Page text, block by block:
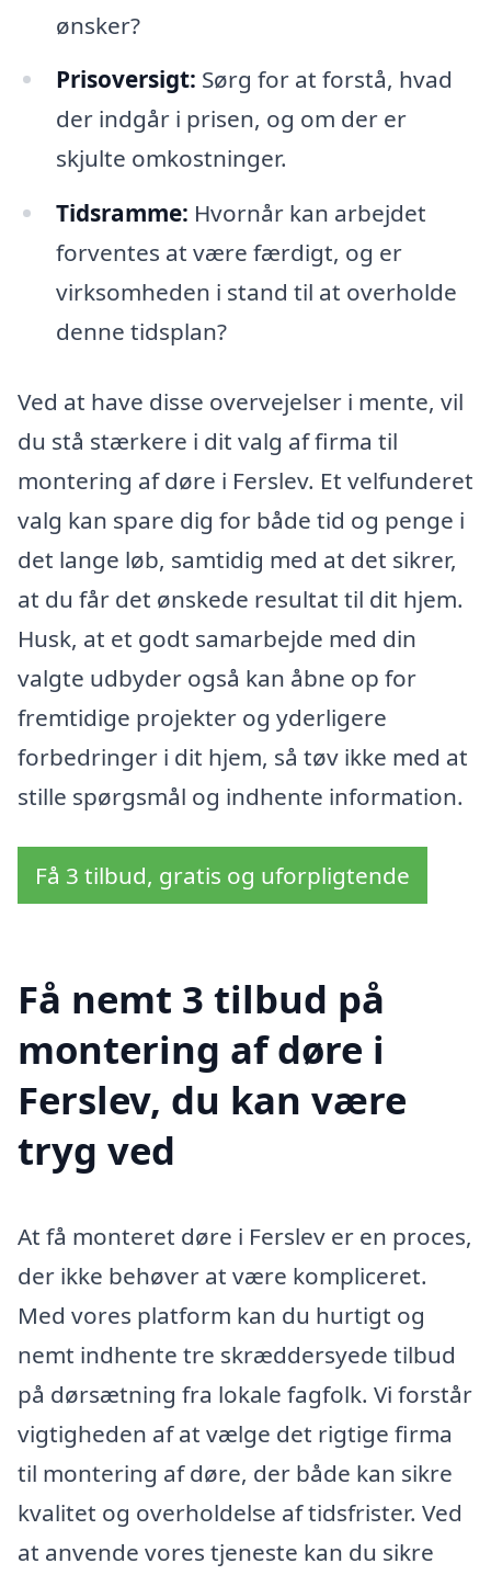
ønsker?
Prisoversigt: Sørg for at forstå, hvad
der indgår i prisen, og om der er
skjulte omkostninger.
Tidsramme: Hvornår kan arbejdet
forventes at være færdigt, og er
virksomheden i stand til at overholde
denne tidsplan?
Ved at have disse overvejelser i mente, vil
du stå stærkere i dit valg af firma til
montering af døre i Ferslev. Et velfunderet
valg kan spare dig for både tid og penge i
det lange løb, samtidig med at det sikrer,
at du får det ønskede resultat til dit hjem.
Husk, at et godt samarbejde med din
valgte udbyder også kan åbne op for
fremtidige projekter og yderligere
forbedringer i dit hjem, så tøv ikke med at
stille spørgsmål og indhente information.
Få 3 tilbud, gratis og uforpligtende
Få nemt 3 tilbud på
montering af døre i
Ferslev, du kan være
tryg ved
At få monteret døre i Ferslev er en proces,
der ikke behøver at være kompliceret.
Med vores platform kan du hurtigt og
nemt indhente tre skræddersyede tilbud
på dørsætning fra lokale fagfolk. Vi forstår
vigtigheden af at vælge det rigtige firma
til montering af døre, der både kan sikre
kvalitet og overholdelse af tidsfrister. Ved
at anvende vores tjeneste kan du sikre